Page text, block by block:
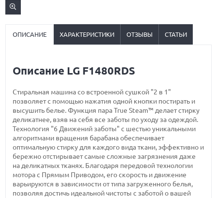
ОПИСАНИЕ ХАРАКТЕРИСТИКИ ОТЗЫВЫ СТАТЬИ
Описание LG F1480RDS
Стиральная машина со встроенной сушкой "2 в 1"
позволяет с помощью нажатия одной кнопки постирать и
высушить белье. Функция пара True Steam™ делает стирку
деликатнее, взяв на себя все заботы по уходу за одеждой.
Технология "6 Движений заботы" с шестью уникальными
алгоритмами вращения барабана обеспечивает
оптимальную стирку для каждого вида ткани, эффективно и
бережно отстирывает самые сложные загрязнения даже
на деликатных тканях. Благодаря передовой технологии
мотора с Прямым Приводом, его скорость и движение
варьируются в зависимости от типа загруженного белья,
позволяя достичь идеальной чистоты c заботой о вашей